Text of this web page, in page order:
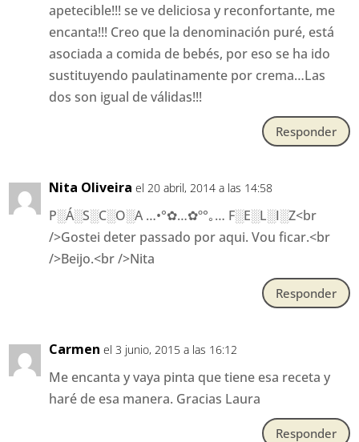
apetecible!!! se ve deliciosa y reconfortante, me
encanta!!! Creo que la denominación puré, está
asociada a comida de bebés, por eso se ha ido
sustituyendo paulatinamente por crema…Las
dos son igual de válidas!!!
Responder
Nita Oliveira el 20 abril, 2014 a las 14:58
P░Á░S░C░O░A …•°✿…✿º°｡… F░E░L░I░Z<br
/>Gostei deter passado por aqui. Vou ficar.<br
/>Beijo.<br />Nita
Responder
Carmen el 3 junio, 2015 a las 16:12
Me encanta y vaya pinta que tiene esa receta y
haré de esa manera. Gracias Laura
Responder